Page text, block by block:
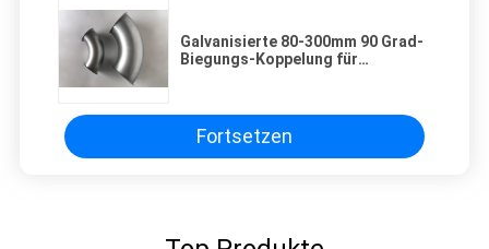
Galvanisierte 80-300mm 90 Grad-
Biegungs-Koppelung für
Fortsetzen